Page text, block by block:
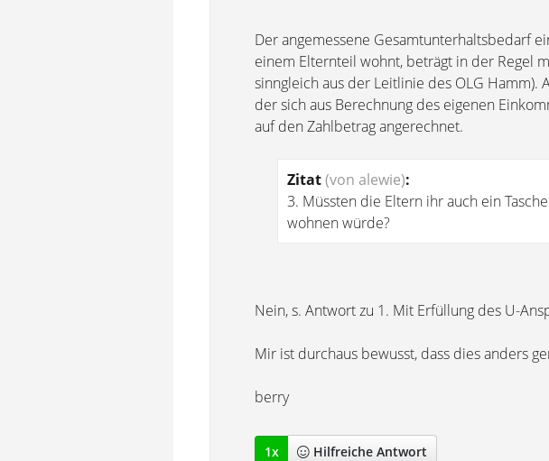
Der angemessene Gesamtunterhaltsbedarf
einem Elternteil wohnt, beträgt in der Regel
sinngleich aus der Leitlinie des OLG Hamm).
der sich aus Berechnung des eigenen
auf den Zahlbetrag angerechnet.
Zitat(von alewie):
3. Müssten die Eltern ihr auch ein
wohnen würde?
Nein, s. Antwort zu 1. Mit Erfüllung des U-
Mir ist durchaus bewusst, dass dies anders
berry
1x Hilfreiche Antwort